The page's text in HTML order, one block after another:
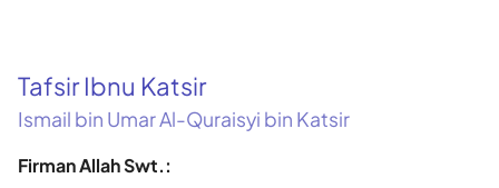
Tafsir Ibnu Katsir
Ismail bin Umar Al-Quraisyi bin Katsir
Firman Allah Swt.: